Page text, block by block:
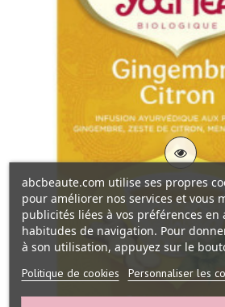
abcbeaute.com utilise ses propres
pour améliorer nos services et vous
publicités liées à vos préférences en
habitudes de navigation. Pour
à son utilisation, appuyez sur le
Politique de cookies Personnaliser les